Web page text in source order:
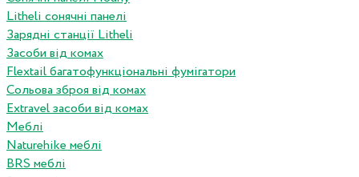
Litheli сонячні панелі
Зарядні станції Litheli
Засоби від комах
Flextail багатофункціональні фумігатори
Сольова зброя від комах
Extravel засоби від комах
Меблі
Naturehike меблі
BRS меблі